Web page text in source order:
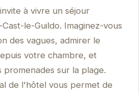
à vivre un séjour
le-Guildo. Imaginez-vous
des vagues, admirer le
votre chambre, et
sur la plage.
de l'hôtel vous permet de